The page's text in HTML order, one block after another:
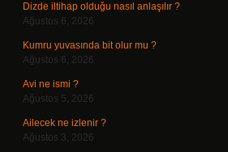
Dizde iltihap olduğu nasıl anlaşılır ?
Ağustos 6, 2026
Kumru yuvasında bit olur mu ?
Ağustos 6, 2026
Avi ne ismi ?
Ağustos 5, 2026
Ailecek ne izlenir ?
Ağustos 3, 2026